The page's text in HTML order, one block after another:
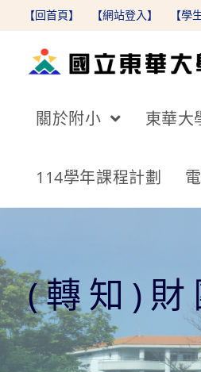
【回首頁】 【網站登入】 【學
關於附小 東華大
114學年課程計劃
(轉知)財